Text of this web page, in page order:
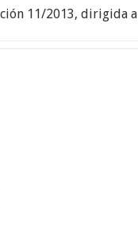
11/2013, dirigida a